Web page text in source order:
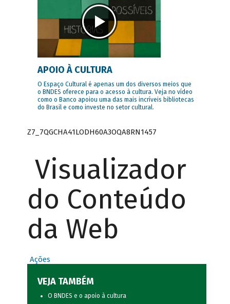
APOIO À CULTURA
O Espaço Cultural é apenas um dos diversos meios que
o BNDES oferece para o acesso à cultura. Veja no vídeo
como o Banco apoiou uma das mais incríveis bibliotecas
do Brasil e como investe no setor cultural.
Z7_7QGCHA41LODH60A3OQA8RN1457
Visualizador
do Conteúdo
da Web
Ações
VEJA TAMBÉM
O BNDES e o apoio à cultura